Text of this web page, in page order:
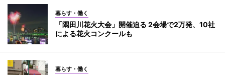
暮らす・働く
「隅田川花火大会」開催迫る 2会場で2万発、10社
による花火コンクールも
暮らす・働く